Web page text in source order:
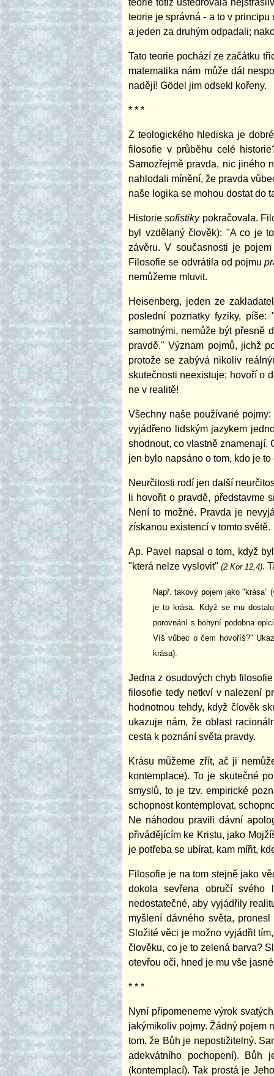
teorie je správná - a to v
a jeden za druhým odpadali;
Tato teorie pochází ze začátku
matematika nám může dát
nadějí! Gödel jim odsekl kořeny.
* * *
Z teologického hlediska je
filosofie v průběhu celé
Samozřejmě pravda, nic jiného
nahlodali mínění, že pravda
naše logika se mohou dostat do
Historiesofistikypokračovala.
byl vzdělaný člověk): "A co je
závěru. V současnosti je
Filosofie se odvrátila od pojmu
nemůžeme mluvit.
Heisenberg, jeden ze
poslední poznatky fyziky,
samotnými, nemůže být přesně
pravdě." Význam pojmů, jichž
protože se zabývá nikoliv
skutečnosti neexistuje; hovoří o
ne v realitě!
Všechny naše používané
vyjádřeno lidským jazykem
shodnout, co vlastně
jen bylo napsáno o tom, kdo je to
Neurčitosti rodí jen další
li hovořit o pravdě, představme
Není to možné. Pravda je
získanou existencí v tomto světě.
Ap. Pavel napsal o tom, když
"která nelze vyslovit" (2 Kor 12,4).
Např. takový pojem jako "krása"
je to krása. Když se mu
porovnání s bohyní podobna
Víš vůbec o čem hovoříš?"
krása).
Jedna z osudových chyb
filosofie tedy netkví v nalezení
hodnotnou tehdy, když člověk
ukazuje nám, že oblast
cesta k poznání světa pravdy.
Krásu můžeme zřít, ač ji
kontemplace). To je skutečné
smyslů, to je tzv. empirické
schopnost kontemplovat,
Ne náhodou pravili dávní
přivádějícím ke Kristu, jako
je potřeba se ubírat, kam mířit,
Filosofie je na tom stejně jako
dokola sevřena obručí svého
nedostatečné, aby vyjádřily
myšlení dávného světa,
Složité věci je možno vyjádřit
člověku, co je to zelená barva?
otevřou oči, hned je mu vše
* * *
Nyní připomeneme výrok
jakýmikoliv pojmy. Žádný pojem
tom, že Bůh je nepostižitelný.
adekvátního pochopení).
(kontemplací). Tak prostá je